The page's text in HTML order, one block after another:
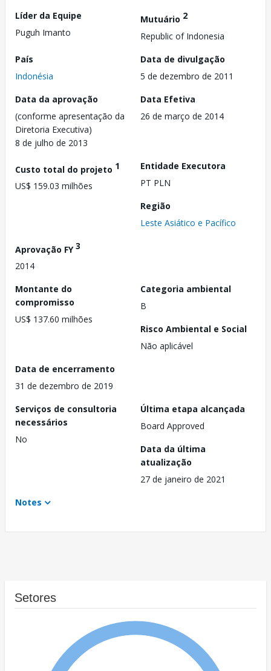
Líder da Equipe
Puguh Imanto
Mutuário 2
Republic of Indonesia
País
Indonésia
Data de divulgação
5 de dezembro de 2011
Data da aprovação
(conforme apresentação da
Diretoria Executiva)
8 de julho de 2013
Data Efetiva
26 de março de 2014
Custo total do projeto 1
US$ 159.03 milhões
Entidade Executora
PT PLN
Região
Leste Asiático e Pacífico
Aprovação FY3
2014
Montante do
compromisso
US$ 137.60 milhões
Categoria ambiental
B
Risco Ambiental e Social
Não aplicável
Data de encerramento
31 de dezembro de 2019
Serviços de consultoria
necessários
No
Última etapa alcançada
Board Approved
Data da última
atualização
27 de janeiro de 2021
Notes
Setores